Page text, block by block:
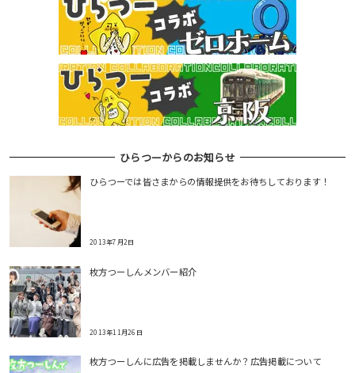
ひらつーからのお知らせ
ひらつーでは皆さまからの情報提供をお待ちしております！
2013年7月2日
枚方つーしんメンバー紹介
2013年11月26日
枚方つーしんに広告を掲載しませんか？広告掲載について